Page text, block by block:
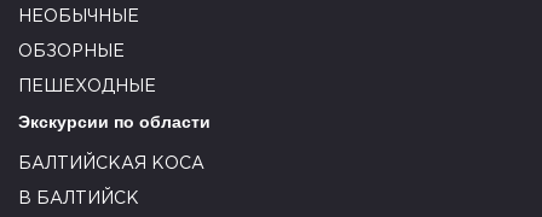
НЕОБЫЧНЫЕ
ОБЗОРНЫЕ
ПЕШЕХОДНЫЕ
Экскурсии по области
БАЛТИЙСКАЯ КОСА
В БАЛТИЙСК